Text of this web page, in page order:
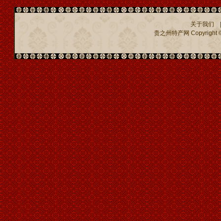
关于我们
贵之州特产网 Copyright